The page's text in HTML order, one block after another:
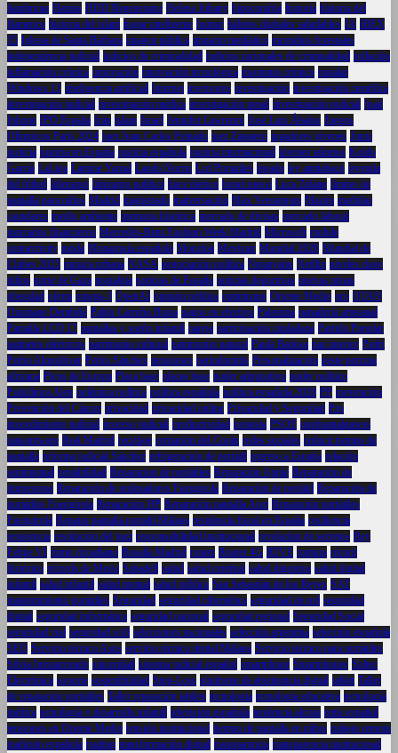
hambruna Hamás HDD Regenerator Helena Jubany hipocondría historia historia del
flamenco historia del islam hogar inteligente humor hábitos digitales saludables IA IBEX
35 Iglesia de Santa Bárbara imagen pública impacto mediático incendios forestales
independencia judicial indicios de criminalidad indicios racionales de criminalidad inflación
inflamación crónica innovación innovación tecnológica insomnio crónico instalar
Windows 11 inteligencia artificial Internet inversores investigación investigación científica
investigación judicial investigación médica investigación penal investigación policial Ipad
Iphone IPO España Irán islam Israel Jennifer Lawrence José Luis Ábalos Juegos
Olímpicos París 2024 juez Juan Carlos Peinado juez Zapatero jugadores jóvenes Junts
justicia justicia en España justicia española justicia internacional jóvenes talentos Koldo
García LaLiga Lamine Yamal Lando Norris Lcd Portatiles legado ley antitabaco leyenda
del fútbol liderazgo liderazgo político lince ibérico lionel messi Luca Zidane límites de
pantalla para niños Madrid magistrado malversación Max Verstappen Mazón medidas
cautelares medio ambiente memoria histórica mercado de divisas mercado laboral
mercados financieros Mercedes-Benz Fashion Week Madrid Microsoft mobile
connectivity moda Monarquía española Moncloa Movistar Mundial 2026 Mundial de
Clubes 2025 música urbana NASA negociación política Netanyahu Netflix niveles clave
niños norte de Gaza nostalgia noticias de España noticias deportivas nuevas pistas
obesidad oferta omega-3 OpenAI opinión pública optimismo Oriente Medio oro OTAN
Ousmane Dembélé Pablo Carreño Busta pagos en efectivo Palestina panadería artesanal
Pantalla LCD 17 pantallas y sueño infantil pareja participación ciudadana Partido Popular
patinetes eléctricos patrimonio cultural patrimonio natural Paula Badosa paz interior Pedri
Pedro Almodóvar Pedro Sánchez pensiones periodontitis Personalización peste porcina
africana Picos de Europa Placa base placas base poder adquisitivo poder político
Policlínica Alen polémica política política española política española 2026 PP prevención
Prevención del Cáncer privacidad privacidad online Privacidad y Seguridad Pro
procedimiento judicial proceso judicial productividad protesta PSOE quebrantahuesos
ransomware Real Madrid reciclaje recitación del Corán redes sociales reducir tiempo de
pantalla reforma judicial Sánchez refrigeración de portátil regreso a España relación
sentimental rentabilidad Reparacion de portátiles Reparación Apple Reparación de
impresoras Reparación de ordenadores Fuengirola Reparación de portátil Reparación de
portátiles Fuengirola Reparación HP Reparación pantalla Acer Reparación portátiles
Fuengirola Reparar pantalla portátil Málaga residencia fiscal en España resiliencia
resistencia resolución del juez responsabilidad institucional revelación de secretos Rey
Felipe VI ritmo circadiano Rosalía Madrid router Router 4G RTVE ruptura récord
histórico récords de Messi Sabadell salud salud cerebral salud digestiva salud digital
infantil salud infantil salud mental salud pública San Sebastián de los Reyes SAT
mantenimiento portátiles Seguridad seguridad cibernética seguridad de red seguridad
digital seguridad informática seguridad nacional seguridad regional Seguridad Social
seguridad vial seguridad wifi selecciones nacionales selección argentina selección española
SEO Servicio técnico Asus servicio técnico dental Málaga Servicio técnico para portátiles
Silvia Intxaurrondo sinceridad sistema judicial español smartphone Smartphones Soltec
Electrónica soporte sostenibilidad Stop-Loss síndrome de abstinencia digital tablet Taller
de reparación portátiles Taller reparación tablets tecnología tecnología educativa tecnología
médica tecnología y desarrollo infantil televisión española tendencia alcista tenis español
tensiones en Oriente Medio tensión institucional tiempo de pantalla en niños trabajo remoto
tradición española trading transformación digital transparencia transparencia institucional